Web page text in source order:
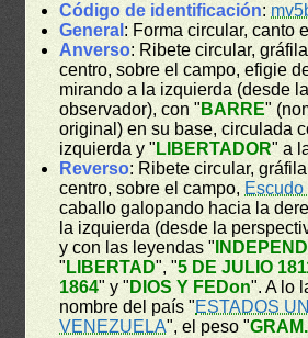
Código de identificación:
General : Forma circular, canto
Anverso: Ribete circular,
centro, sobre el campo, efigie
mirando a la izquierda (desde
observador), con " BARRE"
original) en su base, circulada
izquierda y " LIBERTADOR" a
Reverso: Ribete circular,
centro, sobre el campo, Escudo
caballo galopando hacia la
la izquierda (desde la
y con las leyendas "
" LIBERTAD", "5 DE JULIO
1864" y " DIOS Y FEDon". A lo
nombre del país "ESTADOS
VENEZUELA", el peso "